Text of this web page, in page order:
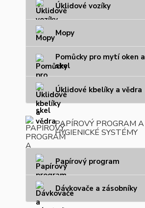
Úklidové vozíky
Mopy
Pomůcky pro mytí oken a
skel
Úklidové kbelíky a vědra
PAPÍROVÝ PROGRAM A
HYGIENICKÉ SYSTÉMY
Papírový program
Dávkovače a zásobníky